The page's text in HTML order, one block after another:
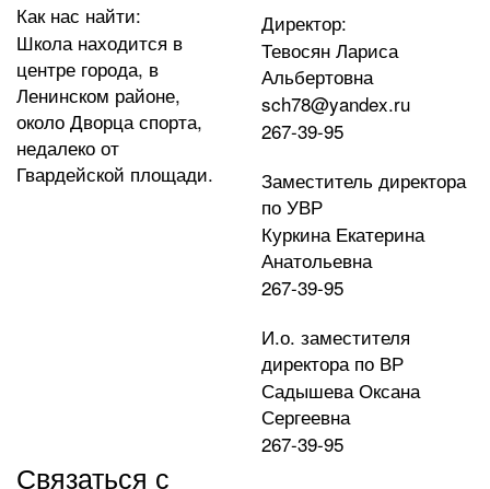
Как нас найти:
Школа находится в
центре города, в
Ленинском районе,
около Дворца спорта,
недалеко от
Гвардейской площади.
Директор:
Тевосян Лариса
Альбертовна
sch78@yandex.ru
267-39-95
Заместитель директора
по УВР
Куркина Екатерина
Анатольевна
267-39-95
И.о. заместителя
директора по ВР
Садышева Оксана
Сергеевна
267-39-95
Связаться с